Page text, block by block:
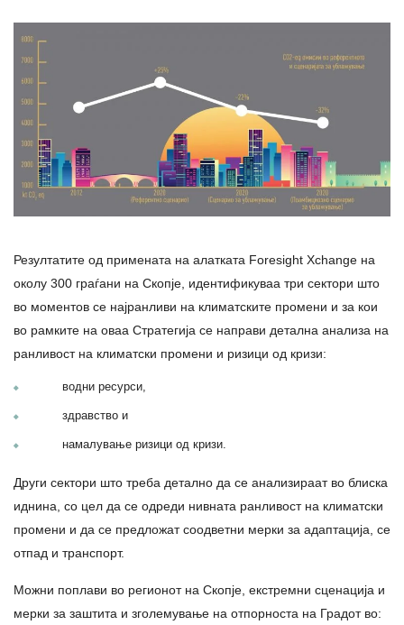
Резултатите од примената на алатката Foresight Xchange на
околу 300 граѓани на Скопје, идентификуваа три сектори што
во моментов се најранливи на климатските промени и за кои
во рамките на оваа Стратегија се направи детална анализа на
ранливост на климатски промени и ризици од кризи:
водни ресурси,
здравство и
намалување ризици од кризи.
Други сектори што треба детално да се анализираат во блиска
иднина, со цел да се одреди нивната ранливост на климатски
промени и да се предложат соодветни мерки за адаптација, се
отпад и транспорт.
Можни поплави во регионот на Скопје, екстремни сценација и
мерки за заштита и зголемување на отпорноста на Градот во: